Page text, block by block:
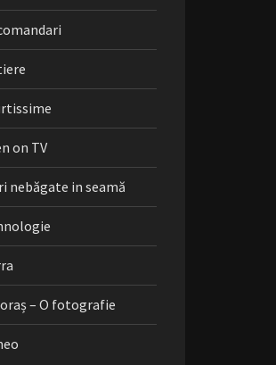
on TV
nebăgate in seamă
– O fotografie